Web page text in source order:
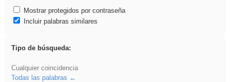
Mostrar protegidos por contraseña
Incluir palabras similares
Tipo de búsqueda:
Cualquier coincidencia
Todas las palabras